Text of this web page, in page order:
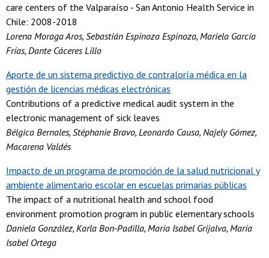
care centers of the Valparaíso - San Antonio Health Service in
Chile: 2008-2018
Lorena Moraga Aros, Sebastián Espinoza Espinoza, Mariela García
Frías, Dante Cáceres Lillo
Aporte de un sistema predictivo de contraloría médica en la
gestión de licencias médicas electrónicas
Contributions of a predictive medical audit system in the
electronic management of sick leaves
Bélgica Bernales, Stéphanie Bravo, Leonardo Causa, Najely Gómez,
Macarena Valdés
Impacto de un programa de promoción de la salud nutricional y
ambiente alimentario escolar en escuelas primarias públicas
The impact of a nutritional health and school food
environment promotion program in public elementary schools
Daniela González, Karla Bon-Padilla, María Isabel Grijalva, María
Isabel Ortega